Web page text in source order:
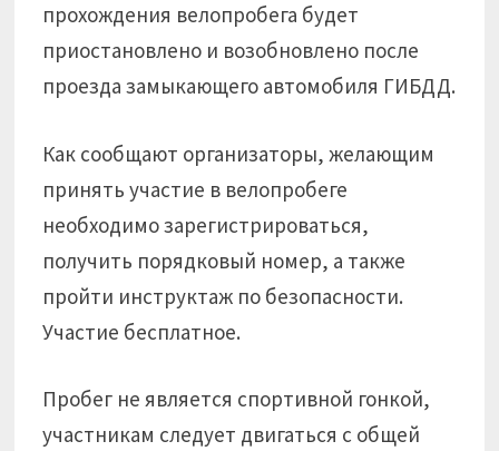
прохождения велопробега будет
приостановлено и возобновлено после
проезда замыкающего автомобиля ГИБДД.
Как сообщают организаторы, желающим
принять участие в велопробеге
необходимо зарегистрироваться,
получить порядковый номер, а также
пройти инструктаж по безопасности.
Участие бесплатное.
Пробег не является спортивной гонкой,
участникам следует двигаться с общей